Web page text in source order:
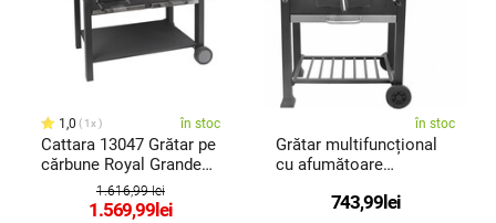
1,0 1x în stoc
Cattara 13047 Grătar pe
cărbune Royal Grande
3X l,162 x 108,5 x 64 cm
1.616,99 lei
1.569,99 lei
în stoc
Grătar multifuncțional
cu afumătoare
63 x 106 x 99 cm
743,99 lei